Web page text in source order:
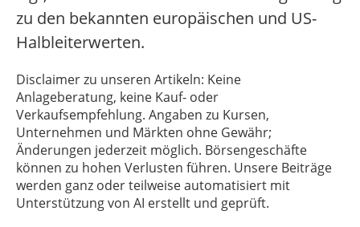
zu den bekannten europäischen und US-
Halbleiterwerten.
Disclaimer zu unseren Artikeln: Keine
Anlageberatung, keine Kauf- oder
Verkaufsempfehlung. Angaben zu Kursen,
Unternehmen und Märkten ohne Gewähr;
Änderungen jederzeit möglich. Börsengeschäfte
können zu hohen Verlusten führen. Unsere Beiträge
werden ganz oder teilweise automatisiert mit
Unterstützung von AI erstellt und geprüft.